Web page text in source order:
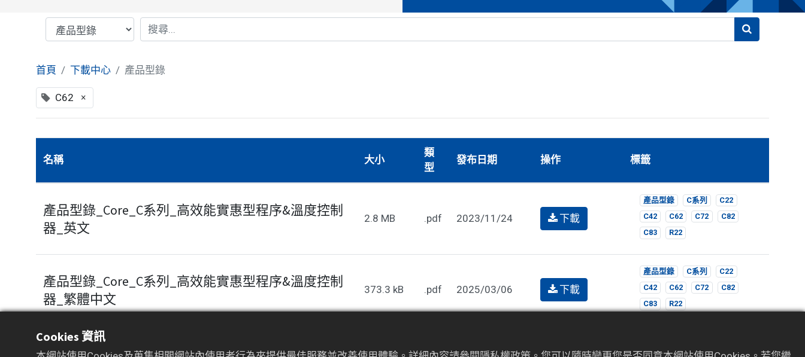
首頁 下載中心 產品型錄
C62 ×
名稱 大小
類
型
發布日期 操作 標籤
產品型錄_Core_C系列_高效能實惠型程序&溫度控制
器_英文
2.8 MB .pdf 2023/11/24 下載
產品型錄 C系列
C22
C42
C62 C72
C82
C83
R22
產品型錄_Core_C系列_高效能實惠型程序&溫度控制
器_繁體中文
373.3 kB .pdf 2025/03/06 下載
產品型錄 C系列
C22
C42
C62 C72
C82
C83
R22
Cookies 資訊